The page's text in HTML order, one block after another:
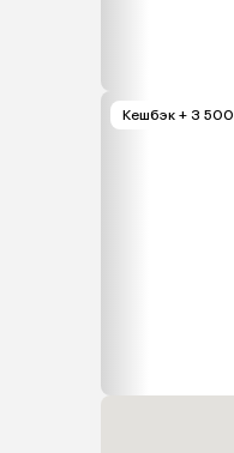
Кешбэк + 3 500